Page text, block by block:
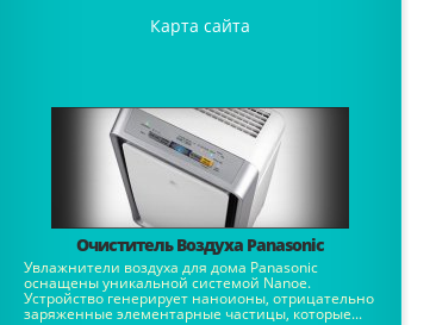
Карта сайта
Очиститель Воздуха Panasonic
Увлажнители воздуха для дома Panasonic
оснащены уникальной системой Nanoe.
Устройство генерирует наноионы, отрицательно
заряженные элементарные частицы, которые...